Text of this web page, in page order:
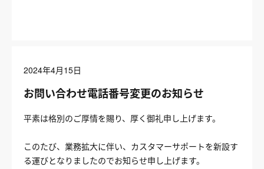
2024年4月15日
お問い合わせ電話番号変更のお知らせ
平素は格別のご厚情を賜り、厚く御礼申し上げます。
このたび、業務拡大に伴い、カスタマーサポートを新設す
る運びとなりましたのでお知らせ申し上げます。